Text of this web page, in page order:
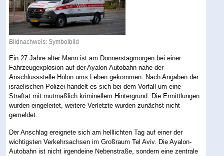
Bildnachweis: Symbolbild
Ein 27 Jahre alter Mann ist am Donnerstagmorgen bei einer
Fahrzeugexplosion auf der Ayalon-Autobahn nahe der
Anschlussstelle Holon ums Leben gekommen. Nach Angaben der
israelischen Polizei handelt es sich bei dem Vorfall um eine
Straftat mit mutmaßlich kriminellem Hintergrund. Die Ermittlungen
wurden eingeleitet, weitere Verletzte wurden zunächst nicht
gemeldet.
Der Anschlag ereignete sich am helllichten Tag auf einer der
wichtigsten Verkehrsachsen im Großraum Tel Aviv. Die Ayalon-
Autobahn ist nicht irgendeine Nebenstraße, sondern eine zentrale